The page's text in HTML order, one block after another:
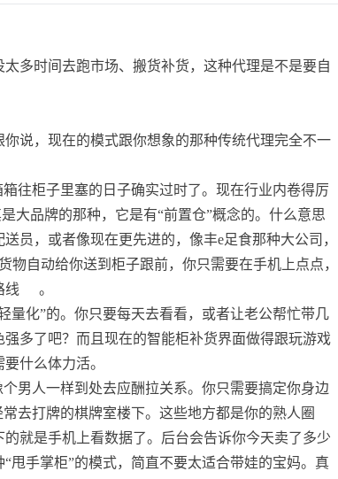
多时间去跑市场、搬货补货，这种代理是不是要自
说，现在的模式跟你想象的那种传统代理完全不一
往柜子里塞的日子确实过时了。现在行业内卷得厉
大品牌的那种，它是有“前置仓”概念的。什么意思
员，或者像现在更先进的，像丰e足食那种大公司，
物自动给你送到柜子跟前，你只需要在手机上点点，
线
。
量化”的。你只要每天去看看，或者让老公帮忙带几
多了吧？而且现在的智能柜补货界面做得跟玩游戏
什么体力活。
男人一样到处去应酬拉关系。你只需要搞定你身边
去打牌的棋牌室楼下。这些地方都是你的熟人圈
就是手机上看数据了。后台会告诉你今天卖了多少
甩手掌柜”的模式，简直不要太适合带娃的宝妈。真